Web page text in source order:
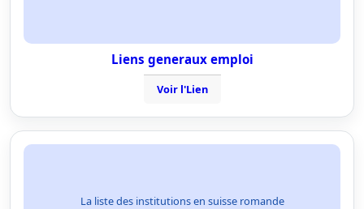
Liens generaux emploi
Voir l'Lien
La liste des institutions en suisse romande